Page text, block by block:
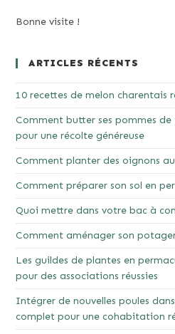
Bonne visite !
ARTICLES RÉCENTS
10 recettes de melon charentais
Comment butter ses pommes
pour une récolte généreuse
Comment planter des oignons
Comment préparer son sol en
Quoi mettre dans votre bac à
Comment aménager son
Les guildes de plantes en
pour des associations réussies
Intégrer de nouvelles poules
complet pour une cohabitation